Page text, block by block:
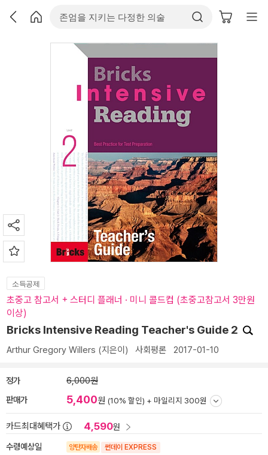
소득공제
초중고 참고서 + 스터디 플래너 · 미니 콜드컵 (초중고참고서 3만원
이상)
Bricks Intensive Reading Teacher's Guide 2
Arthur Gregory Willers (지은이) 사회평론 2017-01-10
정가 6,000원
판매가 5,400원 (10% 할인) + 마일리지 300원
카드최대혜택가 4,590원
수령예상일 양탄자배송 썬데이 EXPRESS